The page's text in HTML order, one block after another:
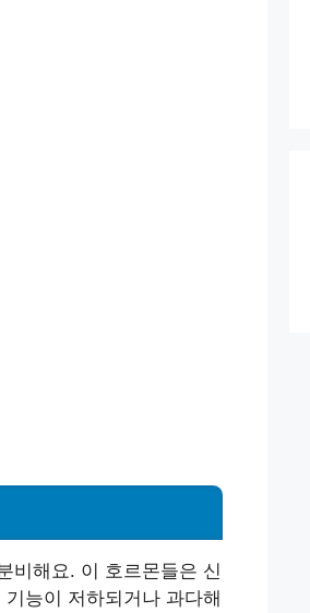
비해요. 이 호르몬들은 신
능이 저하되거나 과다해